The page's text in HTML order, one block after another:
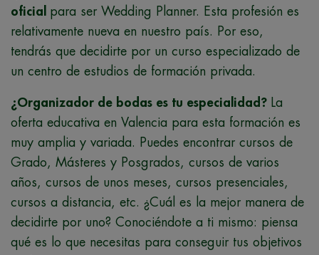
oficial para ser Wedding Planner. Esta profesión es
relativamente nueva en nuestro país. Por eso,
tendrás que decidirte por un curso especializado de
un centro de estudios de formación privada.
¿Organizador de bodas es tu especialidad? La
oferta educativa en Valencia para esta formación es
muy amplia y variada. Puedes encontrar cursos de
Grado, Másteres y Posgrados, cursos de varios
años, cursos de unos meses, cursos presenciales,
cursos a distancia, etc. ¿Cuál es la mejor manera de
decidirte por uno? Conociéndote a ti mismo: piensa
qué es lo que necesitas para conseguir tus objetivos